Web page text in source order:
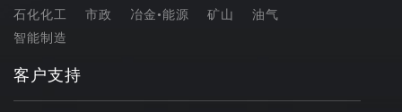
石化化工 市政 冶金•能源 矿山
油气
智能制造
客户支持